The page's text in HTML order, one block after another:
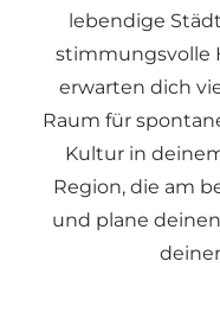
lebendige
stimmungsvolle
erwarten dich
Raum für
Kultur in
Region, die am
und plane